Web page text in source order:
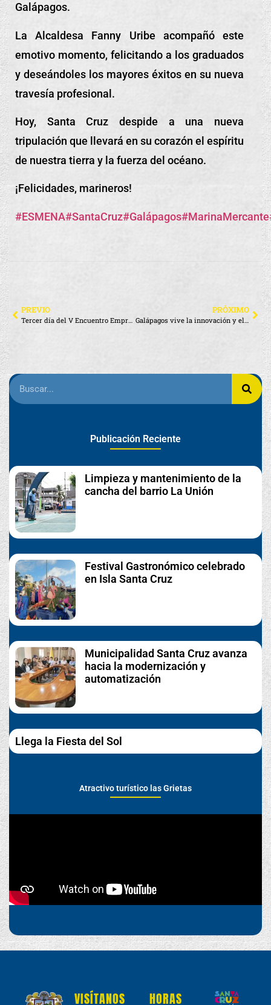
Galápagos.
La Alcaldesa Fanny Uribe acompañó este
emotivo momento, felicitando a los graduados
y deseándoles los mayores éxitos en su nueva
travesía profesional.
Hoy, Santa Cruz despide a una nueva
tripulación que llevará en su corazón el espíritu
de nuestra tierra y la fuerza del océano.
¡Felicidades, marineros!
#ESMENA#SantaCruz#Galápagos#MarinaMercante
PREVIO
Tercer día del V Encuentro Empresarial Galápagos–Santa Cruz 2025
PRÓXIMO
Galápagos vive la innovación y el espíritu emprendedor
Publicación Reciente
Limpieza y mantenimiento de la
cancha del barrio La Unión
Festival Gastronómico celebrado
en Isla Santa Cruz
Municipalidad Santa Cruz avanza
hacia la modernización y
automatización
Llega la Fiesta del Sol
Atractivo turístico las Grietas
VISÍTANOS
HORAS